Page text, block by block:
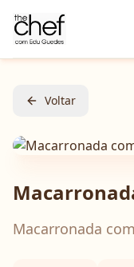
Voltar
Macarronada